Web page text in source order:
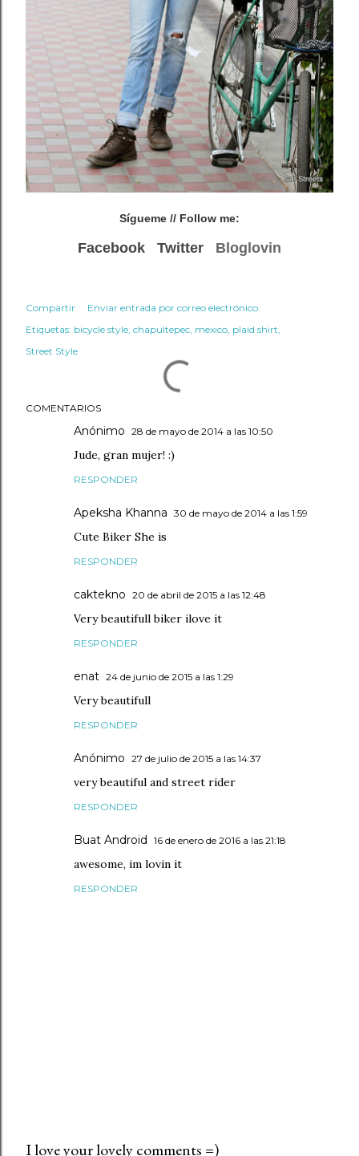
Sígueme // Follow me:
Facebook Twitter Bloglovin
Compartir
Enviar entrada por correo electrónico
Etiquetas: bicycle style chapultepec mexico plaid shirt
Street Style
COMENTARIOS
Anónimo 28 de mayo de 2014 a las 10:50
Jude, gran mujer! :)
RESPONDER
Apeksha Khanna 30 de mayo de 2014 a las 1:59
Cute Biker She is
RESPONDER
caktekno 20 de abril de 2015 a las 12:48
Very beautifull biker ilove it
RESPONDER
enat 24 de junio de 2015 a las 1:29
Very beautifull
RESPONDER
Anónimo 27 de julio de 2015 a las 14:37
very beautiful and street rider
RESPONDER
Buat Android 16 de enero de 2016 a las 21:18
awesome, im lovin it
RESPONDER
I love your lovely comments =)